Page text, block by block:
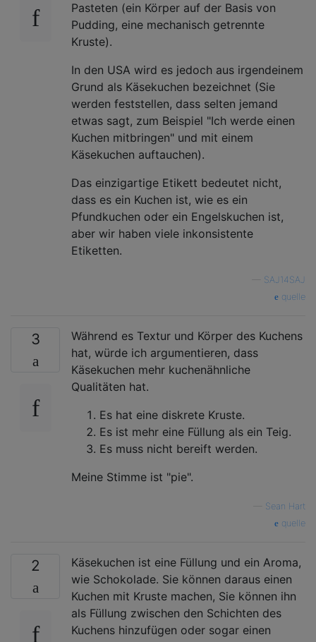
Pasteten (ein Körper auf der Basis von
Pudding, eine mechanisch getrennte
Kruste).
In den USA wird es jedoch aus irgendeinem
Grund als Käsekuchen bezeichnet (Sie
werden feststellen, dass selten jemand
etwas sagt, zum Beispiel "Ich werde einen
Kuchen mitbringen" und mit einem
Käsekuchen auftauchen).
Das einzigartige Etikett bedeutet nicht,
dass es ein Kuchen ist, wie es ein
Pfundkuchen oder ein Engelskuchen ist,
aber wir haben viele inkonsistente
Etiketten.
SAJ14SAJ
quelle
3
Während es Textur und Körper des Kuchens
hat, würde ich argumentieren, dass
Käsekuchen mehr kuchenähnliche
Qualitäten hat.
Es hat eine diskrete Kruste.
Es ist mehr eine Füllung als ein Teig.
Es muss nicht bereift werden.
Meine Stimme ist "pie".
Sean Hart
quelle
2
Käsekuchen ist eine Füllung und ein Aroma,
wie Schokolade. Sie können daraus einen
Kuchen mit Kruste machen, Sie können ihn
als Füllung zwischen den Schichten des
Kuchens hinzufügen oder sogar einen